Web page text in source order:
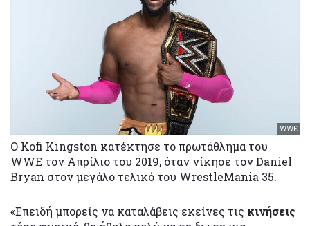
WWE
Ο Kofi Kingston κατέκτησε το πρωτάθλημα του
WWE τον Απρίλιο του 2019, όταν νίκησε τον Daniel
Bryan στον μεγάλο τελικό του WrestleMania 35.
«Επειδή μπορείς να καταλάβεις εκείνες τις κινήσεις